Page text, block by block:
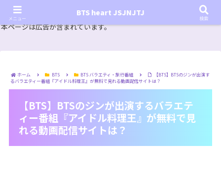
『In the SOOP BTS ver.』シーズン2放送決定！いつから始まる？インザスープの放送開始日・視聴
方法は？【In the SOOP BTS ver. Season 2】
本ページは広告が含まれています。
ホーム BTS BTS バラエティ・旅行番組
【BTS】BTSのジンが出演す
るバラエティー番組『アイドル料理王』が無料で見れる動画配信サイトは？
【BTS】BTSのジンが出演するバラエテ
ィー番組『アイドル料理王』が無料で見
れる動画配信サイトは？
メニュー
BTS heart JSJNJTJ
検索